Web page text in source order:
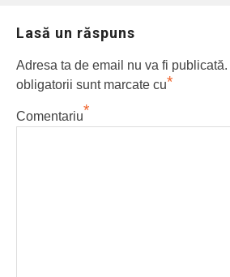
Lasă un răspuns
Adresa ta de email nu va fi publicată.
obligatorii sunt marcate cu*
Comentariu*